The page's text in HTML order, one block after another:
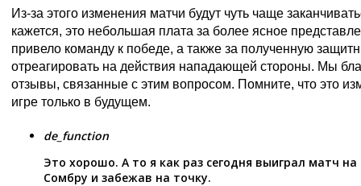
Из-за этого изменения матчи будут чуть чаще
кажется, это небольшая плата за более ясное
привело команду к победе, а также за полученную
отреагировать на действия нападающей стороны. Мы
отзывы, связанные с этим вопросом. Помните, что это
игре только в будущем.
de_function
Это хорошо. А то я как раз сегодня выиграл матч на
Сомбру и забежав на точку.